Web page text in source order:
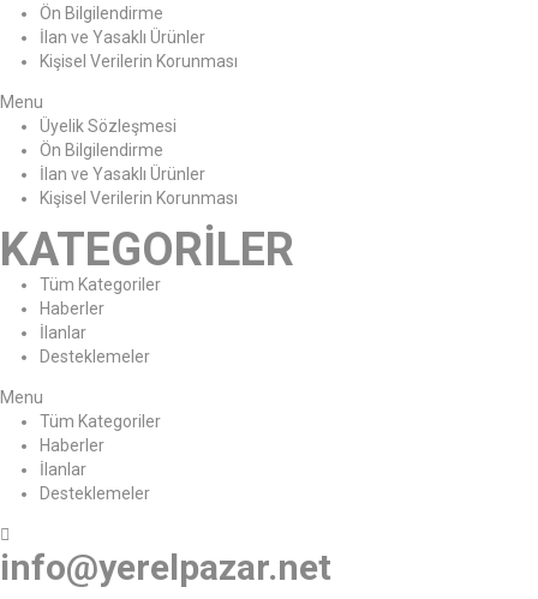
Ön Bilgilendirme
İlan ve Yasaklı Ürünler
Kişisel Verilerin Korunması
Menu
Üyelik Sözleşmesi
Ön Bilgilendirme
İlan ve Yasaklı Ürünler
Kişisel Verilerin Korunması
KATEGORİLER
Tüm Kategoriler
Haberler
İlanlar
Desteklemeler
Menu
Tüm Kategoriler
Haberler
İlanlar
Desteklemeler
info@yerelpazar.net